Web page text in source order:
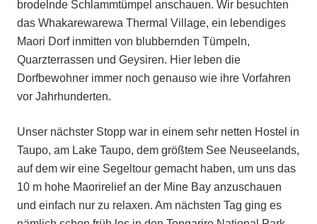
brodelnde Schlammtümpel anschauen. Wir besuchten
das Whakarewarewa Thermal Village, ein lebendiges
Maori Dorf inmitten von blubbernden Tümpeln,
Quarzterrassen und Geysiren. Hier leben die
Dorfbewohner immer noch genauso wie ihre Vorfahren
vor Jahrhunderten.
Unser nächster Stopp war in einem sehr netten Hostel in
Taupo, am Lake Taupo, dem größtem See Neuseelands,
auf dem wir eine Segeltour gemacht haben, um uns das
10 m hohe Maorirelief an der Mine Bay anzuschauen
und einfach nur zu relaxen. Am nächsten Tag ging es